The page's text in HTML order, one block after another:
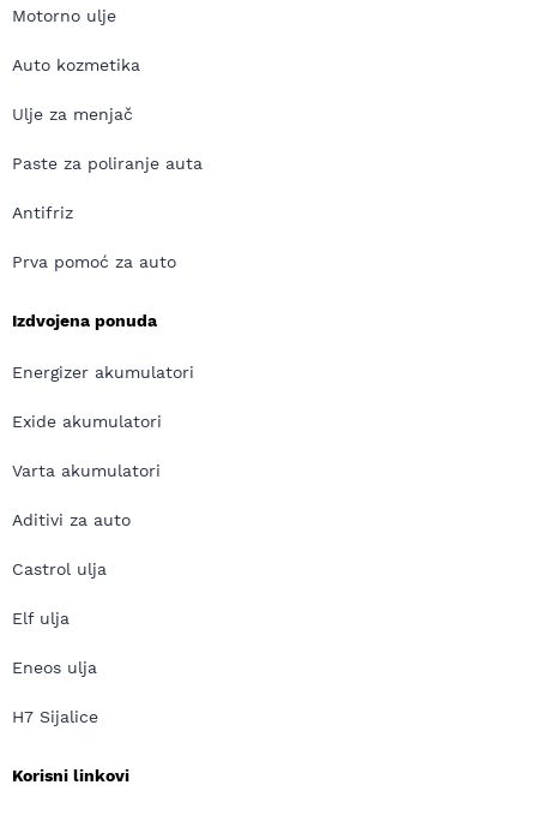
Motorno ulje
Auto kozmetika
Ulje za menjač
Paste za poliranje auta
Antifriz
Prva pomoć za auto
Izdvojena ponuda
Energizer akumulatori
Exide akumulatori
Varta akumulatori
Aditivi za auto
Castrol ulja
Elf ulja
Eneos ulja
H7 Sijalice
Korisni linkovi